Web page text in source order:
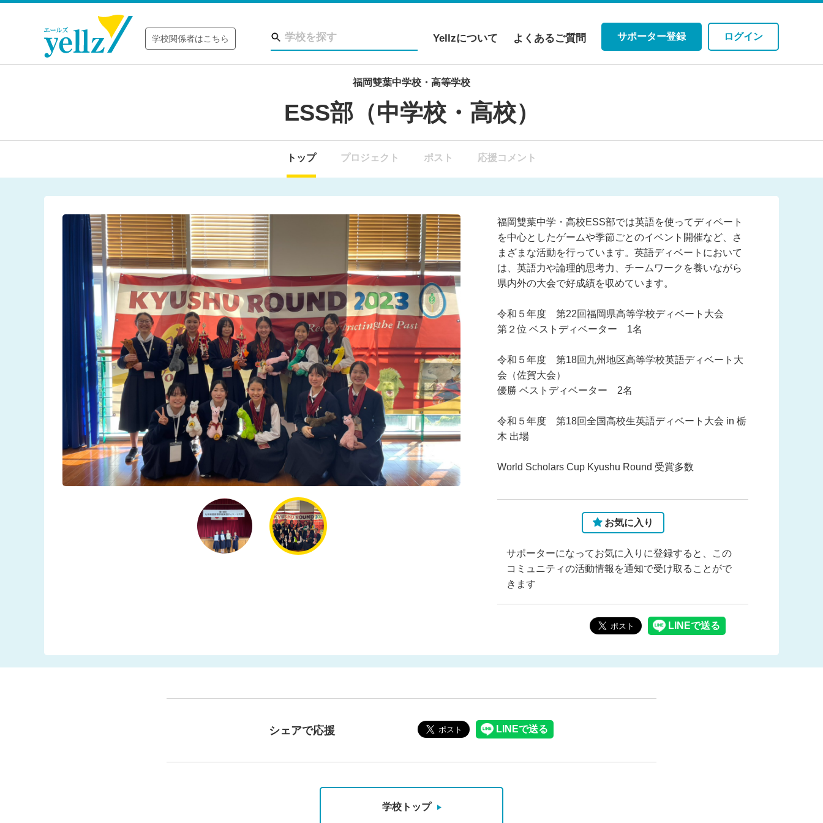
学校関係者はこちら Yellzについて よくあるご質問 サポーター登録 ログイン
福岡雙葉中学校・高等学校
ESS部（中学校・高校）
トップ プロジェクト ポスト 応援コメント
福岡雙葉中学・高校ESS部では英語を使ってディベート
を中心としたゲームや季節ごとのイベント開催など、さ
まざまな活動を行っています。英語ディベートにおいて
は、英語力や論理的思考力、チームワークを養いながら
県内外の大会で好成績を収めています。
令和５年度 第22回福岡県高等学校ディベート大会
第２位 ベストディベーター 1名
令和５年度 第18回九州地区高等学校英語ディベート大
会（佐賀大会）
優勝 ベストディベーター 2名
令和５年度 第18回全国高校生英語ディベート大会 in 栃
木 出場
World Scholars Cup Kyushu Round 受賞多数
お気に入り
サポーターになってお気に入りに登録すると、この
コミュニティの活動情報を通知で受け取ることがで
きます
シェアで応援
学校トップ